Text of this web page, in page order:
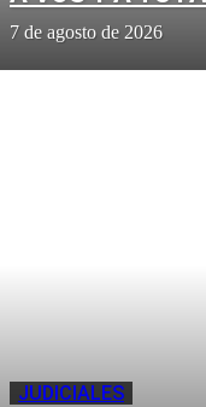
7 de agosto de 2026
JUDICIALES